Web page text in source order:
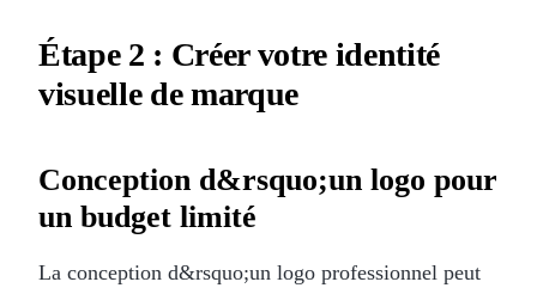
Étape 2 : Créer votre identité
visuelle de marque
Conception d&rsquo;un logo pour
un budget limité
La conception d&rsquo;un logo professionnel peut